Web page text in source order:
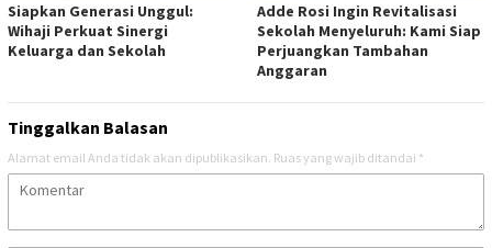
Siapkan Generasi Unggul:
Wihaji Perkuat Sinergi
Keluarga dan Sekolah
Adde Rosi Ingin Revitalisasi
Sekolah Menyeluruh: Kami Siap
Perjuangkan Tambahan
Anggaran
Tinggalkan Balasan
Alamat email Anda tidak akan dipublikasikan. Ruas yang wajib ditandai *